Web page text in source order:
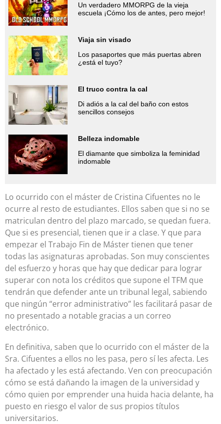
Un verdadero MMORPG de la vieja
escuela ¡Cómo los de antes, pero mejor!
Viaja sin visado
Los pasaportes que más puertas abren
¿está el tuyo?
El truco contra la cal
Di adiós a la cal del baño con estos
sencillos consejos
Belleza indomable
El diamante que simboliza la feminidad
indomable
Lo ocurrido con el máster de Cristina Cifuentes no le
ocurre al resto de estudiantes. Ellos saben que si no se
matriculan dentro del plazo marcado, se quedan fuera.
Que si es presencial, tienen que ir a clase. Y que para
empezar el Trabajo Fin de Máster tienen que tener
todas las asignaturas aprobadas. Son muy conscientes
del esfuerzo y horas que hay que dedicar para lograr
superar con nota los créditos que supone el TFM que
tendrán que defender ante un tribunal legal, sabiendo
que ningún “error administrativo” les facilitará pasar de
no presentado a notable gracias a un correo
electrónico.
En definitiva, saben que lo ocurrido con el máster de la
Sra. Cifuentes a ellos no les pasa, pero sí les afecta. Les
ha afectado y les está afectando. Ven con preocupación
cómo se está dañando la imagen de la universidad y
cómo quien por emprender una huida hacia delante, ha
puesto en riesgo el valor de sus propios títulos
universitarios.